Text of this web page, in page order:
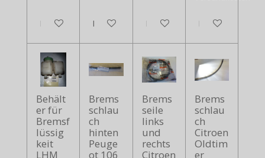
In den WarenkorbIn den WarenkorbIn den Warenkorb
In den
Behält
er für
Bremsf
lüssig
keit
LHM
Brems
schlau
ch
hinten
Peuge
ot 106
Brems
seile
links
und
rechts
Citroen
Brems
schlau
ch
Citroen
Oldtim
er